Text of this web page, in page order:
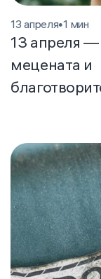
13 апреля•1 мин
13 апреля
мецената и